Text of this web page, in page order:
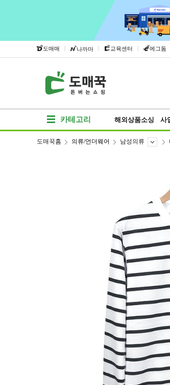
도매매 | 나까마 | 교육센터 | 에그돔
카테고리 해외상품소싱 사
도매꾹홈 의류/언더웨어 남성의류